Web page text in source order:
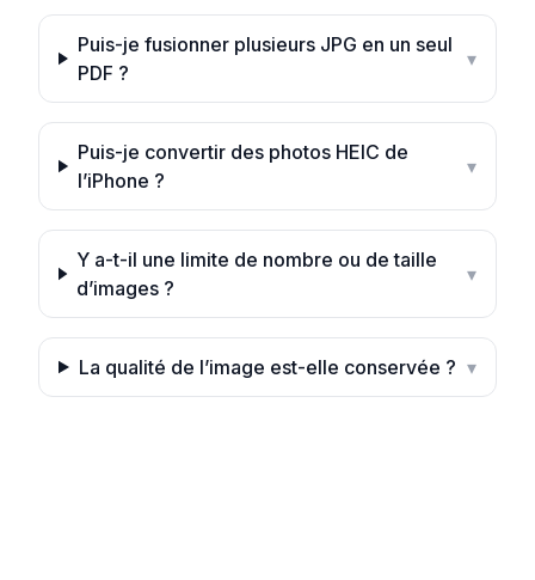
Puis-je fusionner plusieurs JPG en un seul
PDF ?
▾
Puis-je convertir des photos HEIC de
l’iPhone ?
▾
Y a-t-il une limite de nombre ou de taille
d’images ?
▾
La qualité de l’image est-elle conservée ? ▾